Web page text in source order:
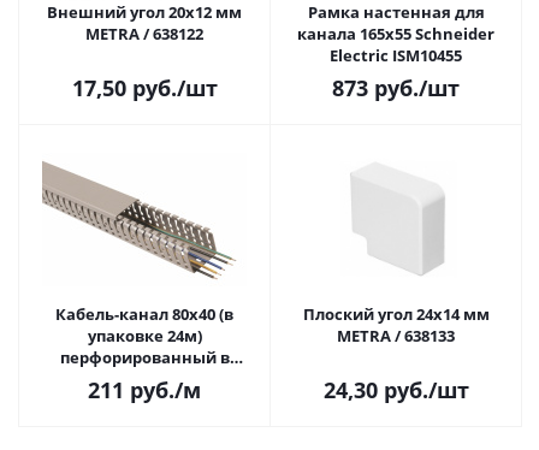
Внешний угол 20x12 мм
METRA / 638122
17,50руб./шт
Рамка настенная для
канала 165x55 Schneider
Electric ISM10455
873 руб./шт
Кабель-канал 80х40 (в
упаковке 24м)
перфорированный в
комплекте с крышкой
Efapel 14050
211 руб./м
Плоский угол 24x14 мм
METRA / 638133
24,30руб./шт